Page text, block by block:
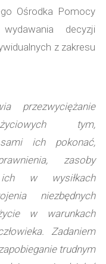
Ośrodka Pomocy
decyzji
z zakresu
przezwyciężanie
tym,
ich pokonać,
zasoby
w wysiłkach
niezbędnych
w warunkach
Zadaniem
trudnym